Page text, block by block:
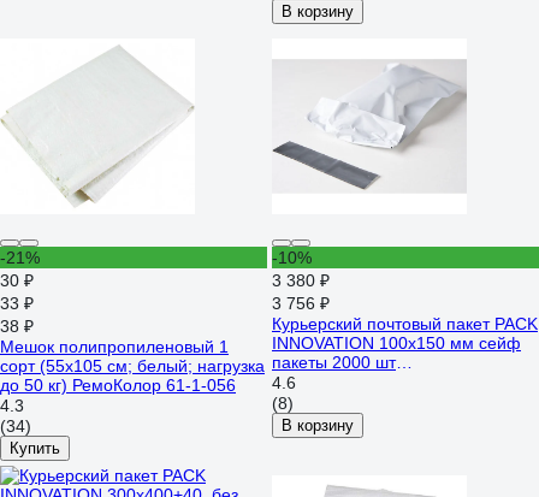
В корзину
-21%
30 ₽
33 ₽
38 ₽
Мешок полипропиленовый 1
сорт (55x105 см; белый; нагрузка
до 50 кг) РемоКолор 61-1-056
4.3
(34)
Купить
-10%
3 380 ₽
3 756 ₽
Курьерский почтовый пакет PACK
INNOVATION 100x150 мм сейф
пакеты 2000 шт
IP00KP.KK01015.60-2т
4.6
(8)
В корзину